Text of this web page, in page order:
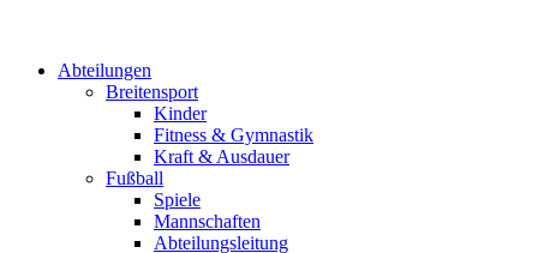
Abteilungen
Breitensport
Kinder
Fitness & Gymnastik
Kraft & Ausdauer
Fußball
Spiele
Mannschaften
Abteilungsleitung